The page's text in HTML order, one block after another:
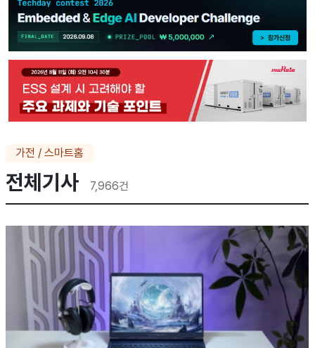
가전 / 스마트홈
전체기사 7,966건